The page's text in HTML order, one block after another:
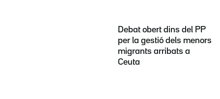
Debat obert dins del PP
per la gestió dels menors
migrants arribats a
Ceuta